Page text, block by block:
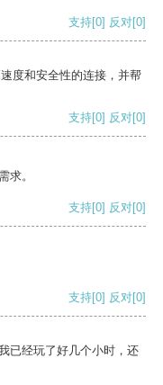
支持[0] 反对[0]
度和安全性的连接，并帮
支持[0] 反对[0]
求。
支持[0] 反对[0]
支持[0] 反对[0]
已经玩了好几个小时，还